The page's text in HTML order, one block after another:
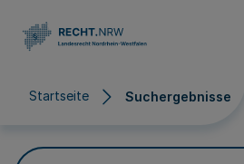
Startseite Suchergebnisse
Suchergebnisse